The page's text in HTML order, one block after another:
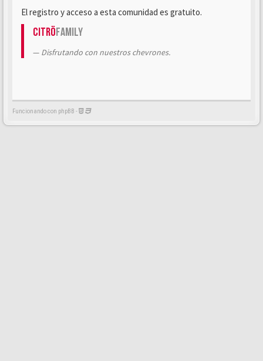
El registro y acceso a esta comunidad es gratuito.
CitröFamily
Disfrutando con nuestros chevrones.
Funcionando con phpBB -